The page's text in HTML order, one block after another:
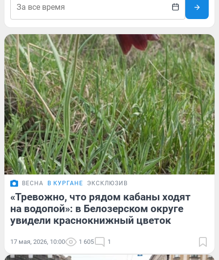
ВЕСНА В КУРГАНЕ ЭКСКЛЮЗИВ
«Тревожно, что рядом кабаны ходят
на водопой»: в Белозерском округе
увидели краснокнижный цветок
17 мая, 2026, 10:00 1 605 1